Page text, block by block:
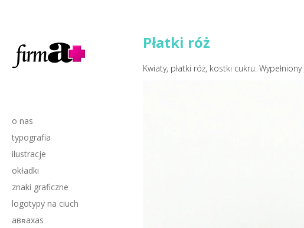
o nas
typografia
ilustracje
okładki
znaki graficzne
logotypy na ciuch
aвʀaxas
Płatki róż
Kwiaty, płatki róż, kostki cukru. Wypełniony